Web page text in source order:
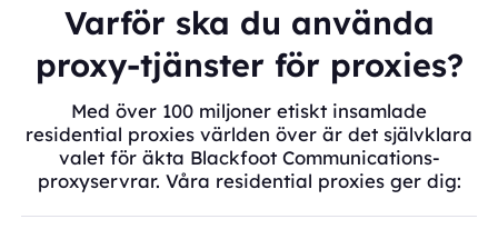
Varför ska du använda
proxy-tjänster för proxies?
Med över 100 miljoner etiskt insamlade
residential proxies världen över är det självklara
valet för äkta Blackfoot Communications-
proxyservrar. Våra residential proxies ger dig: